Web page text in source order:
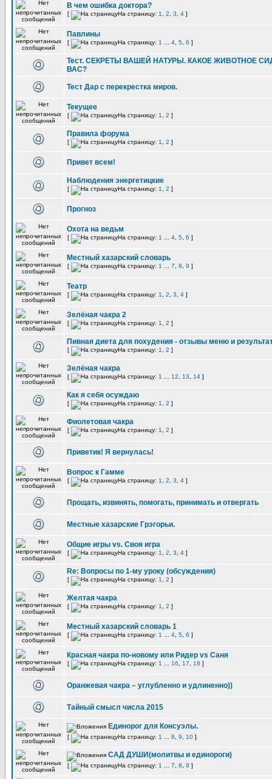
В чем ошибка доктора?
[ На страницу: 1 2 3 4 ]
Павлины
[ На страницу: 1 4 5 6 ]
Тест. СЕКРЕТЫ ВАШЕЙ НАТУРЫ. КАКОЕ ЖИВОТНОЕ
ВАС?
Тест Дар с перекрестка миров.
Текущее
[ На страницу: 1 2 ]
Правила форума
[ На страницу: 1 2 ]
Привет всем!
Наблюдения энергетицкие
[ На страницу: 1 2 ]
Прогноз
Охота на ведьм
[ На страницу: 1 4 5 6 ]
Местный хазарский словарь
[ На страницу: 1 7 8 9 ]
Театр
[ На страницу: 1 2 3 4 ]
Зелёная чакра 2
[ На страницу: 1 2 ]
Пивная диета для похудения - отзывы меню и
[ На страницу: 1 2 ]
Зелёная чакра
[ На страницу: 1 12 13 14 ]
Как я себя осуждаю
[ На страницу: 1 2 ]
Фиолетовая чакра
[ На страницу: 1 2 ]
Приветик! Я вернулась!
Вопрос к Гамме
[ На страницу: 1 2 3 4 ]
Прощать, извинять, помогать, принимать и отвергать
Местные хазарские Грэгорьи.
Общие игры vs. Своя игра
[ На страницу: 1 2 3 4 ]
Re: Вопросы по 1-му уроку (обсуждения)
[ На страницу: 1 2 ]
Желтая чакра
[ На страницу: 1 2 ]
Местный хазарский словарь 1
[ На страницу: 1 4 5 6 ]
Красная чакра по-новому или Ридер vs Саня
[ На страницу: 1 16 17 18 ]
Оранжевая чакра – углубленно и удлиненно))
Тайный смысл числа 2015
Единорог для Консуэлы.
[ На страницу: 1 8 9 10 ]
САД ДУШИ(молитвы и единороги)
[ На страницу: 1 7 8 9 ]